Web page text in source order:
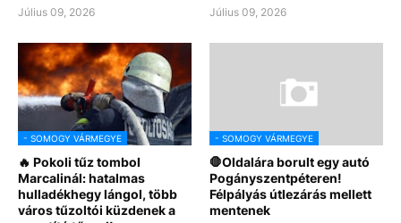
Július 09, 2026 Július 09, 2026
- SOMOGY VÁRMEGYE
🔥 Pokoli tűz tombol
Marcalinál: hatalmas
hulladékhegy lángol, több
város tűzoltói küzdenek a
- SOMOGY VÁRMEGYE
🛑Oldalára borult egy autó
Pogányszentpéteren!
Félpályás útlezárás mellett
mentenek